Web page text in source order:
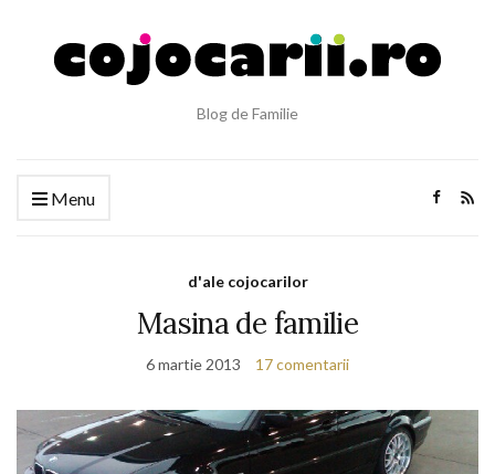
Blog de Familie
Menu
d'ale cojocarilor
Masina de familie
6 martie 2013 17 comentarii